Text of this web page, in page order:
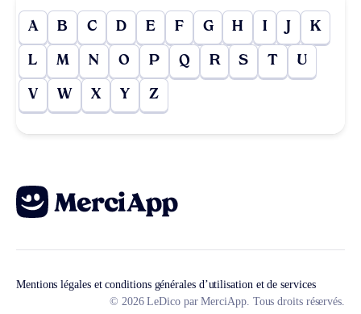
A B C D E F G H I J K
L M N O P Q R S T U
V W X Y Z
Mentions légales et conditions générales d’utilisation et de services
© 2026 LeDico par MerciApp. Tous droits réservés.